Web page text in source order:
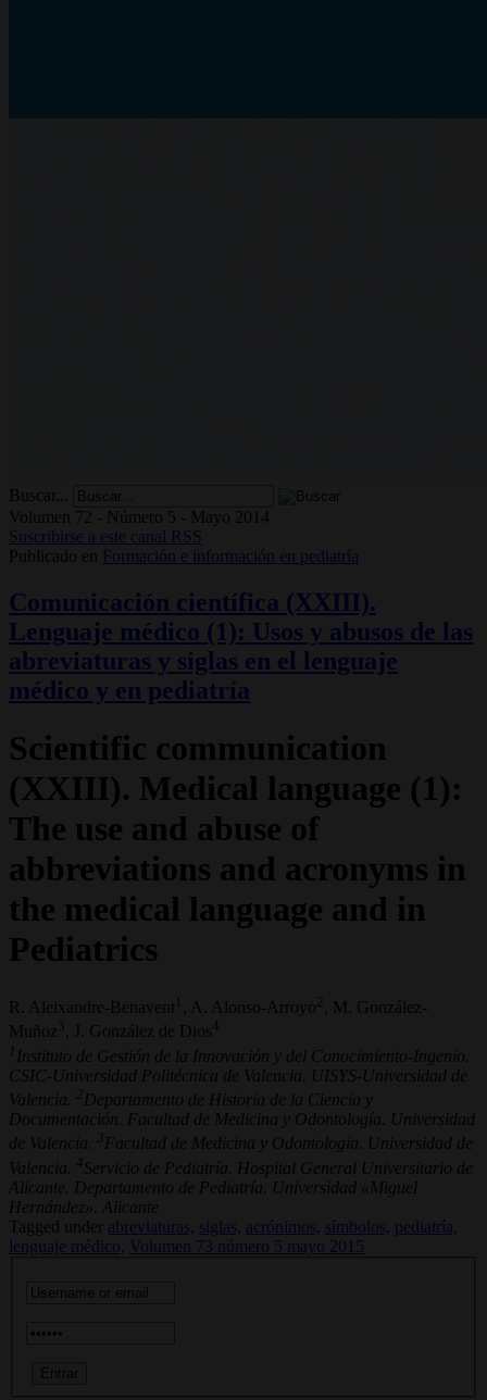
Buscar...
Volumen 72 - Número 5 - Mayo 2014
Suscribirse a este canal RSS
Publicado en
Formación e información en pediatría
Comunicación científica (XXIII).
Lenguaje médico (1): Usos y abusos de las
abreviaturas y siglas en el lenguaje
médico y en pediatría
Scientific communication
(XXIII). Medical language (1):
The use and abuse of
abbreviations and acronyms in
the medical language and in
Pediatrics
R. Aleixandre-Benavent 1 , A. Alonso-Arroyo
, M. González-
Muñoz 3 , J. González de Dios4
1 Instituto de Gestión de la Innovación y del Conocimiento-Ingenio.
CSIC-Universidad Politécnica de Valencia. UISYS-Universidad de
Valencia.
2 Departamento de Historia de la Ciencia y
Documentación. Facultad de Medicina y Odontología. Universidad
de Valencia.
3 Facultad de Medicina y Odontología. Universidad de
Valencia.
4 Servicio de Pediatría. Hospital General Universitario de
Alicante. Departamento de Pediatría. Universidad «Miguel
Hernández». Alicante
Tagged under
abreviaturas, siglas, acrónimos, símbolos, pediatría,
lenguaje médico,
Volumen 73 número 5 mayo 2015